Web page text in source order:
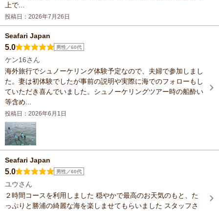
上で...
投稿日：2026年7月26日
Seafari Japan
5.0 男性／60代
ケン16さん
海外旅行でシュノーケリング体験予定なので、夫婦で参加しまし
た。妻は初体験でしたが事前の説明や実際に海でのフォローもし
ていただき喜んでいました。シュノーケリングツアー時の船酔い
等含め...
投稿日：2026年6月1日
Seafari Japan
5.0 男性／60代
ユウさん
２時間コースを利用しました 穏やかで最高のお天気のもと、た
っぷりと勝浦の綺麗な海を楽しませてもらいました スタッフさ